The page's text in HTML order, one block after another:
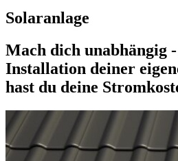
Solaranlage
Mach dich unabhängig
Installation deiner
hast du deine